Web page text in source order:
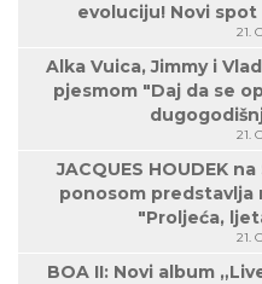
evoluciju! Novi
21.
Alka Vuica, Jimmy i
pjesmom "Daj da se
21.
JACQUES HOUDEK
ponosom predstavlja
"Proljeća,
21.
BOA II: Novi album